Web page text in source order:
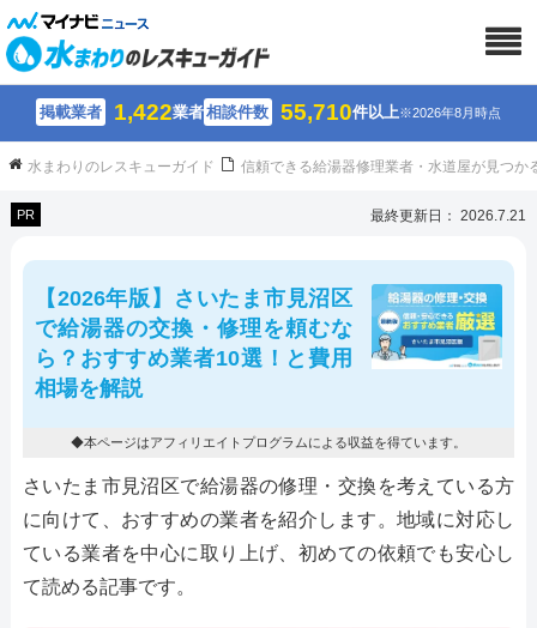
掲載業者 1,422業者相談件数 55,710件以上※2026年8月時点
水まわりのレスキューガイド 信頼できる給湯器修理業者・水道屋が見つか
PR 最終更新日： 2026.7.21
【2026年版】さいたま市見沼区
で給湯器の交換・修理を頼むな
ら？おすすめ業者10選！と費用
相場を解説
◆本ページはアフィリエイトプログラムによる収益を得ています。
さいたま市見沼区で給湯器の修理・交換を考えている方
に向けて、おすすめの業者を紹介します。地域に対応し
ている業者を中心に取り上げ、初めての依頼でも安心し
て読める記事です。